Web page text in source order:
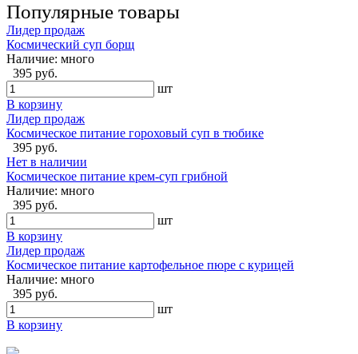
Популярные товары
Лидер продаж
Космический суп борщ
Наличие: много
395 руб.
шт
В корзину
Лидер продаж
Космическое питание гороховый суп в тюбике
395 руб.
Нет в наличии
Космическое питание крем-суп грибной
Наличие: много
395 руб.
шт
В корзину
Лидер продаж
Космическое питание картофельное пюре с курицей
Наличие: много
395 руб.
шт
В корзину